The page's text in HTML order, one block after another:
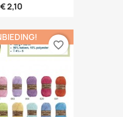
€ 2,10
favorite_border